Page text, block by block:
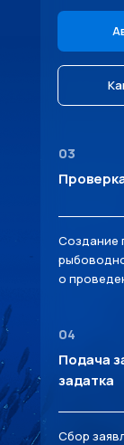
03
Создание
о
04
Подача
задатка
Сбор